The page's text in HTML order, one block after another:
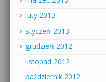
luty 2013
styczeń 2013
grudzień 2012
listopad 2012
październik 2012